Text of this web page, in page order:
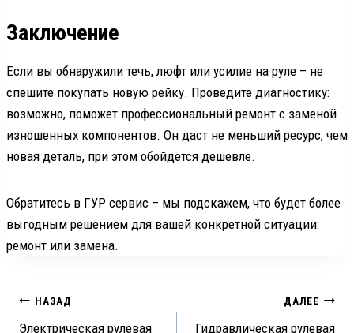
Заключение
Если вы обнаружили течь, люфт или усилие на руле – не
спешите покупать новую рейку. Проведите диагностику:
возможно, поможет профессиональный ремонт с заменой
изношенных компонентов. Он даст не меньший ресурс, чем
новая деталь, при этом обойдётся дешевле.
Обратитесь в ГУР сервис – мы подскажем, что будет более
выгодным решением для вашей конкретной ситуации:
ремонт или замена.
Навигация
НАЗАД
Электрическая рулевая
ДАЛЕЕ
Гидравлическая рулевая